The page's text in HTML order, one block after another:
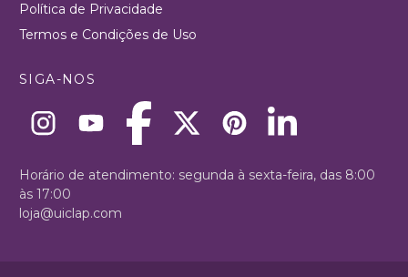
Política de Privacidade
Termos e Condições de Uso
SIGA-NOS
Horário de atendimento: segunda à sexta-feira, das 8:00
às 17:00
loja@uiclap.com